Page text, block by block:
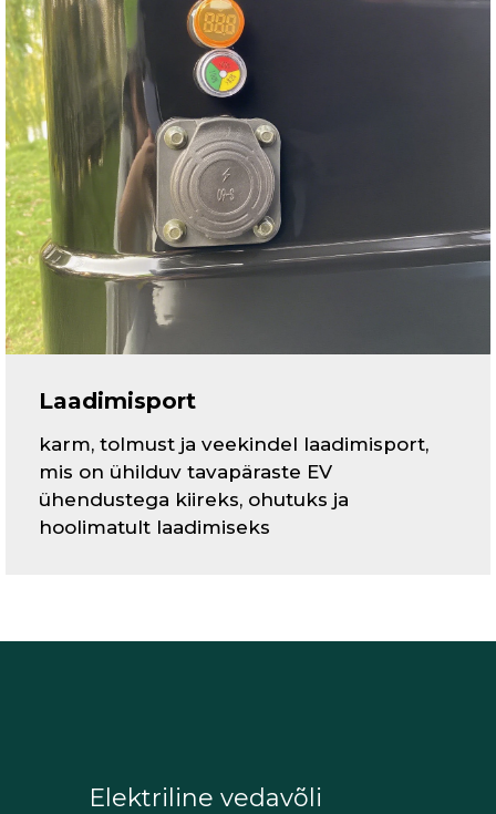
Laadimisport
karm, tolmust ja veekindel laadimisport,
mis on ühilduv tavapäraste EV
ühendustega kiireks, ohutuks ja
hoolimatult laadimiseks
Elektriline vedavõli